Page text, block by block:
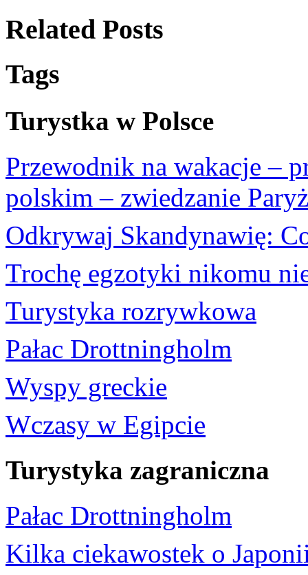
Related Posts
Tags
Turystka w Polsce
Przewodnik na wakacje –
polskim – zwiedzanie
Odkrywaj Skandynawię:
Trochę egzotyki nikomu
Turystyka rozrywkowa
Pałac Drottningholm
Wyspy greckie
Wczasy w Egipcie
Turystyka zagraniczna
Pałac Drottningholm
Kilka ciekawostek o